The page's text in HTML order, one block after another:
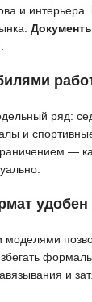
и интерьера.
ряд:
и
—
удобен
и